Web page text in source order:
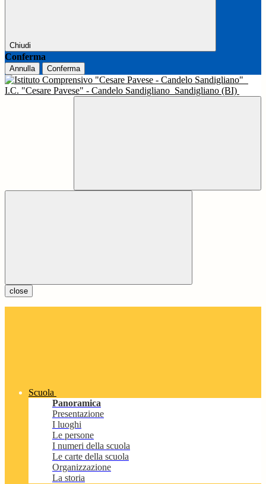
Chiudi
Conferma
Annulla Conferma
I.C. "Cesare Pavese" - Candelo Sandigliano Sandigliano (BI)
close
Scuola
Panoramica
Presentazione
I luoghi
Le persone
I numeri della scuola
Le carte della scuola
Organizzazione
La storia